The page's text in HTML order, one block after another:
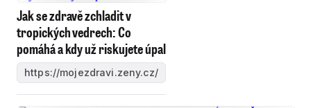
Jak se zdravě zchladit v
tropických vedrech: Co
pomáhá a kdy už riskujete úpal
https://mojezdravi.zeny.cz/